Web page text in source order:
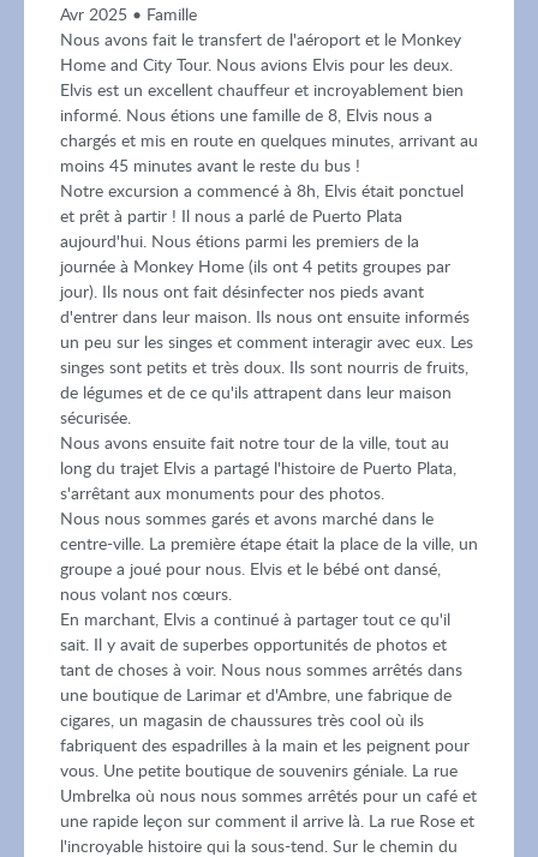
Avr 2025 • Famille
Nous avons fait le transfert de l'aéroport et le Monkey
Home and City Tour. Nous avions Elvis pour les deux.
Elvis est un excellent chauffeur et incroyablement bien
informé. Nous étions une famille de 8, Elvis nous a
chargés et mis en route en quelques minutes, arrivant au
moins 45 minutes avant le reste du bus !
Notre excursion a commencé à 8h, Elvis était ponctuel
et prêt à partir ! Il nous a parlé de Puerto Plata
aujourd'hui. Nous étions parmi les premiers de la
journée à Monkey Home (ils ont 4 petits groupes par
jour). Ils nous ont fait désinfecter nos pieds avant
d'entrer dans leur maison. Ils nous ont ensuite informés
un peu sur les singes et comment interagir avec eux. Les
singes sont petits et très doux. Ils sont nourris de fruits,
de légumes et de ce qu'ils attrapent dans leur maison
sécurisée.
Nous avons ensuite fait notre tour de la ville, tout au
long du trajet Elvis a partagé l'histoire de Puerto Plata,
s'arrêtant aux monuments pour des photos.
Nous nous sommes garés et avons marché dans le
centre-ville. La première étape était la place de la ville, un
groupe a joué pour nous. Elvis et le bébé ont dansé,
nous volant nos cœurs.
En marchant, Elvis a continué à partager tout ce qu'il
sait. Il y avait de superbes opportunités de photos et
tant de choses à voir. Nous nous sommes arrêtés dans
une boutique de Larimar et d'Ambre, une fabrique de
cigares, un magasin de chaussures très cool où ils
fabriquent des espadrilles à la main et les peignent pour
vous. Une petite boutique de souvenirs géniale. La rue
Umbrelka où nous nous sommes arrêtés pour un café et
une rapide leçon sur comment il arrive là. La rue Rose et
l'incroyable histoire qui la sous-tend. Sur le chemin du